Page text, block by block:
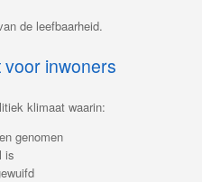
de leefbaarheid.
inwoners
klimaat waarin:
genomen
is